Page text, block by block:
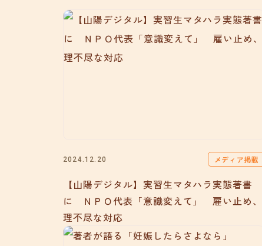
2024.12.20 メディア掲載
【山陽デジタル】実習生マタハラ実態著書
に ＮＰＯ代表「意識変えて」 雇い止め、
理不尽な対応